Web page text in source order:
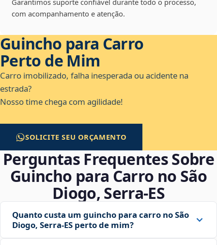
Garantimos suporte confiável durante todo o processo,
com acompanhamento e atenção.
Guincho para Carro
Perto de Mim
Carro imobilizado, falha inesperada ou acidente na
estrada?
Nosso time chega com agilidade!
SOLICITE SEU ORÇAMENTO
Perguntas Frequentes Sobre
Guincho para Carro no São
Diogo, Serra‑ES
Quanto custa um guincho para carro no São
Diogo, Serra‑ES perto de mim?